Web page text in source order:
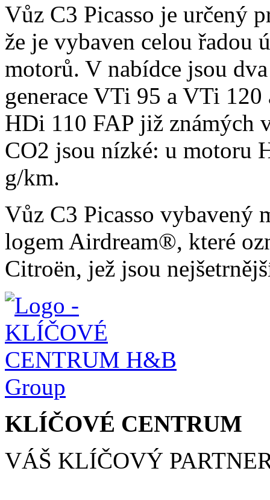
Vůz C3 Picasso je určený
že je vybaven celou řadou
motorů. V nabídce jsou
generace VTi 95 a VTi
HDi 110 FAP již známých
CO2 jsou nízké: u motoru
g/km.
Vůz C3 Picasso vybavený
logem Airdream®, které
Citroën, jež jsou
KLÍČOVÉ CENTRUM
VÁŠ KLÍČOVÝ